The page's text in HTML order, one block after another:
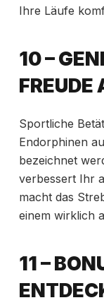
Ihre Läufe
10 –
REUDE
Sportliche
Endorphinen
bezeichnet
verbessert Ihr
macht das
einem wirklich
11 –